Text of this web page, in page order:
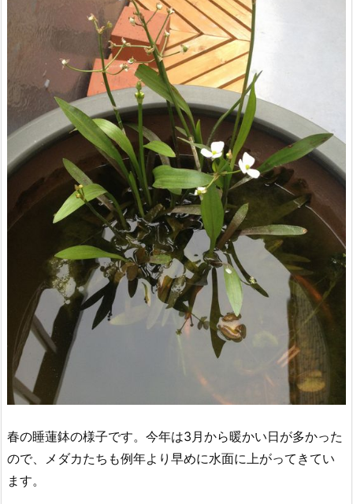
春の睡蓮鉢の様子です。今年は3月から暖かい日が多かった
ので、メダカたちも例年より早めに水面に上がってきてい
ます。